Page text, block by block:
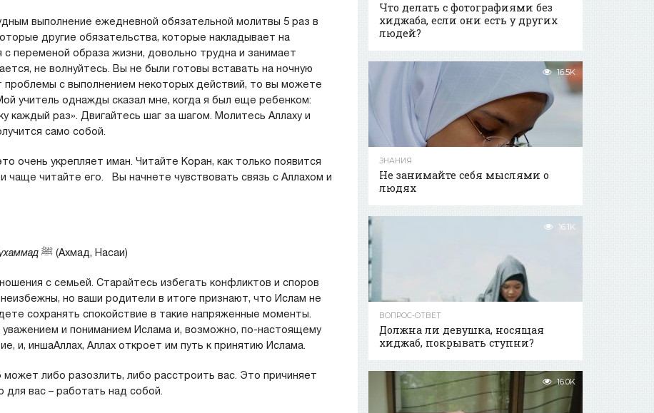
выполнение ежедневной обязательной молитвы 5 раз в
другие обязательства, которые накладывает на
с переменой образа жизни, довольно трудна и занимает
не волнуйтесь. Вы не были готовы вставать на ночную
проблемы с выполнением некоторых действий, то вы можете
учитель однажды сказал мне, когда я был еще ребенком:
каждый раз». Двигайтесь шаг за шагом. Молитесь Аллаху и
само собой.
очень укрепляет иман. Читайте Коран, как только появится
чаще читайте его. Вы начнете чувствовать связь с Аллахом и
ﷺ (Ахмад, Насаи)
с семьей. Старайтесь избегать конфликтов и споров
но ваши родители в итоге признают, что Ислам не
сохранять спокойствие в такие напряженные моменты.
и пониманием Ислама и, возможно, по-настоящему
и, иншаАллах, Аллах откроет им путь к принятию Ислама.
либо разозлить, либо расстроить вас. Это причиняет
для вас – работать над собой.
Что делать с фотографиями без
хиджаба, если они есть у других
людей?
16.5K
ЗНАНИЯ
Не занимайте себя мыслями о
людях
16.1K
ВОПРОС-ОТВЕТ
Должна ли девушка, носящая
хиджаб, покрывать ступни?
16.0K